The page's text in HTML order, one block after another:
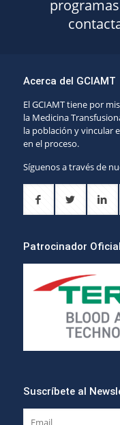
Acerca del GCIAMT
El GCIAMT tiene por
la Medicina
la población y vincular
en el proceso.
Síguenos a través de
Patrocinador Oficial
Suscríbete al